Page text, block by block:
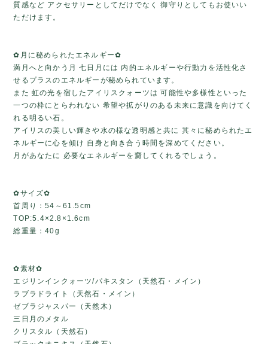
質感など アクセサリーとしてだけでなく 御守りとしてもお使いい
ただけます。
✿月に秘められたエネルギー✿
満月へと向かう月 七日月には 内的エネルギーや行動力を活性化さ
せるプラスのエネルギーが秘められています。
また 虹の光を宿したアイリスクォーツは 可能性や多様性といった
一つの枠にとらわれない 希望や拡がりのある未来に意識を向けてく
れる明るい石。
アイリスの美しい輝きや水の様な透明感と共に 其々に秘められたエ
ネルギーに心を傾け 自身と向き合う時間を深めてください。
月があなたに 必要なエネルギーを齎してくれるでしょう。
✿サイズ✿
首周り：54～61.5cm
TOP:5.4×2.8×1.6cm
総重量：40g
✿素材✿
エジリンインクォーツ/パキスタン（天然石・メイン）
ラブラドライト（天然石・メイン）
ゼブラジャスパー（天然木）
三日月のメタル
クリスタル（天然石）